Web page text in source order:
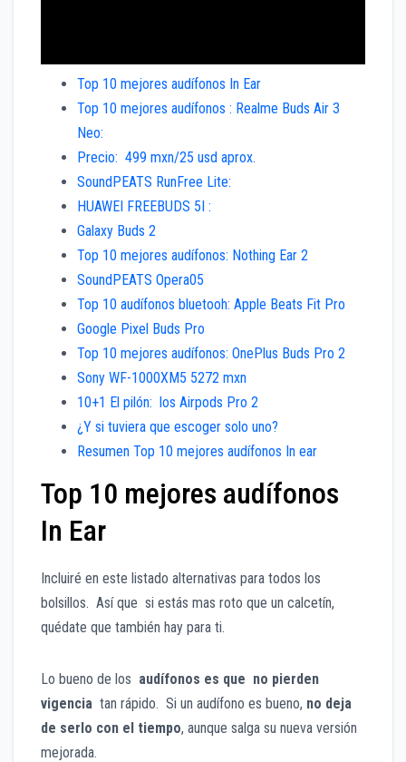
Top 10 mejores audífonos In Ear
Top 10 mejores audífonos : Realme Buds Air 3
Neo:
Precio: 499 mxn/25 usd aprox.
SoundPEATS RunFree Lite:
HUAWEI FREEBUDS 5I :
Galaxy Buds 2
Top 10 mejores audífonos: Nothing Ear 2
SoundPEATS Opera05
Top 10 audífonos bluetooh: Apple Beats Fit Pro
Google Pixel Buds Pro
Top 10 mejores audífonos: OnePlus Buds Pro 2
Sony WF-1000XM5 5272 mxn
10+1 El pilón: los Airpods Pro 2
¿Y si tuviera que escoger solo uno?
Resumen Top 10 mejores audífonos In ear
Top 10 mejores audífonos
In Ear
Incluiré en este listado alternativas para todos los
bolsillos. Así que si estás mas roto que un calcetín,
quédate que también hay para ti.
Lo bueno de los audífonos es que no pierden
vigencia tan rápido. Si un audífono es bueno, no deja
de serlo con el tiempo, aunque salga su nueva versión
mejorada.